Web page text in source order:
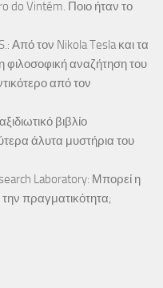
do Vintém. Ποιο ήταν το
Από τον Nikola Tesla και τα
αναζήτηση του
από τον
βιβλίο
άλυτα μυστήρια του
Laboratory: Μπορεί η
πραγματικότητα;